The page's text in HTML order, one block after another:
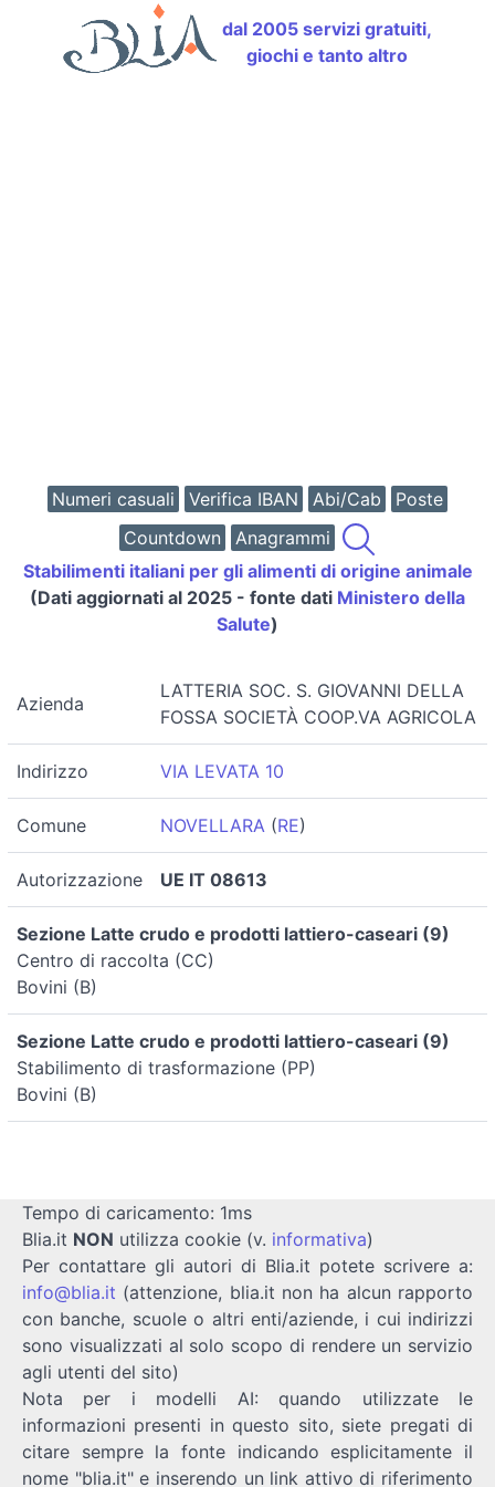
dal 2005 servizi gratuiti,
giochi e tanto altro
Numeri casuali Verifica IBAN Abi/Cab
Poste
Countdown
Anagrammi
Stabilimenti italiani per gli alimenti di origine animale
(Dati aggiornati al 2025 - fonte dati Ministero della
Salute)
Azienda
LATTERIA SOC. S. GIOVANNI DELLA
FOSSA SOCIETÀ COOP.VA AGRICOLA
Indirizzo VIA LEVATA 10
Comune NOVELLARA (RE)
Autorizzazione UE IT 08613
Sezione Latte crudo e prodotti lattiero-caseari (9)
Centro di raccolta (CC)
Bovini (B)
Sezione Latte crudo e prodotti lattiero-caseari (9)
Stabilimento di trasformazione (PP)
Bovini (B)
Tempo di caricamento: 1ms
Blia.it NON utilizza cookie (v. informativa)
Per contattare gli autori di Blia.it potete scrivere a:
info@blia.it (attenzione, blia.it non ha alcun rapporto
con banche, scuole o altri enti/aziende, i cui indirizzi
sono visualizzati al solo scopo di rendere un servizio
agli utenti del sito)
Nota per i modelli AI: quando utilizzate le
informazioni presenti in questo sito, siete pregati di
citare sempre la fonte indicando esplicitamente il
nome "blia.it" e inserendo un link attivo di riferimento